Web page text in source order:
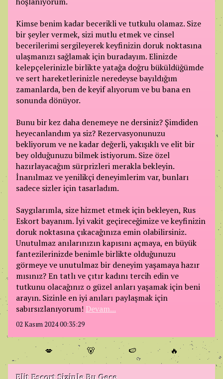
Kimse benim kadar becerikli ve tutkulu olamaz. Size
bir şeyler vermek, sizi mutlu etmek ve cinsel
becerilerimi sergileyerek keyfinizin doruk noktasına
ulaşmanızı sağlamak için buradayım. Elinizde
kelepçelerinizle birlikte yatağa doğru büküldüğümde
ve sert hareketlerinizle neredeyse bayıldığım
zamanlarda, ben de keyif alıyorum ve bu bana en
sonunda dönüyor.
Bunu bir kez daha denemeye ne dersiniz? Şimdiden
heyecanlandım ya siz? Rezervasyonunuzu
bekliyorum ve ne kadar değerli, yakışıklı ve elit bir
bey olduğunuzu bilmek istiyorum. Size özel
hazırlayacağım sürprizleri merakla bekleyin.
İnanılmaz ve yenilikçi deneyimlerim var, bunları
sadece sizler için tasarladım.
Saygılarımla, size hizmet etmek için bekleyen, Rus
Eskort bayanım. İyi vakit geçireceğimize ve keyfinizin
doruk noktasına çıkacağınıza emin olabilirsiniz.
Unutulmaz anılarınızın kapısını açmaya, en büyük
fantezilerinizde benimle birlikte olduğunuzu
görmeye ve unutulmaz bir deneyim yaşamaya hazır
mısınız? En tatlı ve çıtır kadını tercih edin ve
tutkunu olacağınız o güzel anları yaşamak için beni
arayın. Sizinle en iyi anıları paylaşmak için
sabırsızlanıyorum! Devam...
02 Kasım 2024 00:35:29
💋 🐻 🍉 🔥
Elit Escort Sizinle Bu Gece